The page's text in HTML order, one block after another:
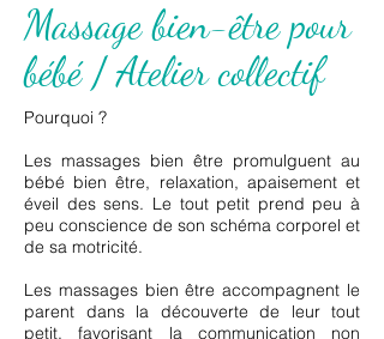
Massage bien-être pour
bébé / Atelier collectif
Pourquoi ?
Les massages bien être promulguent au
bébé bien être, relaxation, apaisement et
éveil des sens. Le tout petit prend peu à
peu conscience de son schéma corporel et
de sa motricité.
Les massages bien être accompagnent le
parent dans la découverte de leur tout
petit, favorisant la communication non